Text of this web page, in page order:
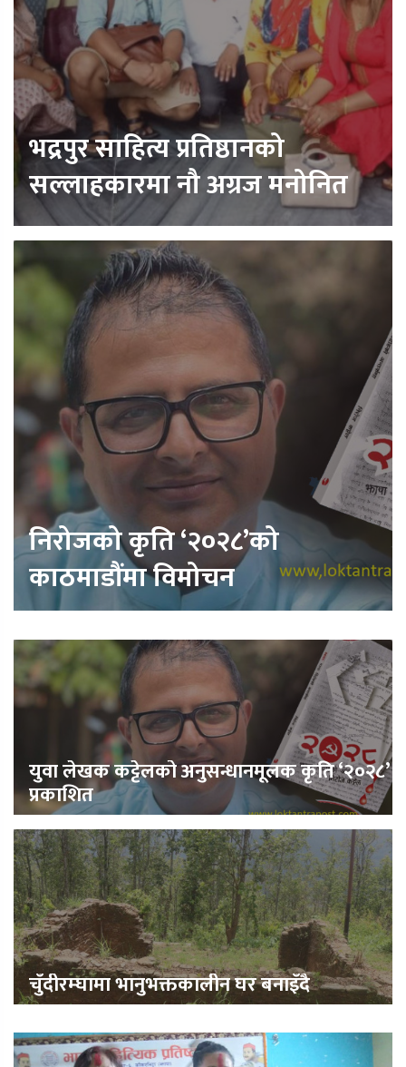
भद्रपुर साहित्य प्रतिष्ठानको
सल्लाहकारमा नौ अग्रज मनोनित
निरोजको कृति ‘२०२८’को
काठमाडौंमा विमोचन
युवा लेखक कट्टेलको अनुसन्धानमूलक कृति ‘२०२८’
प्रकाशित
चुँदीरम्घामा भानुभक्तकालीन घर बनाइँदै